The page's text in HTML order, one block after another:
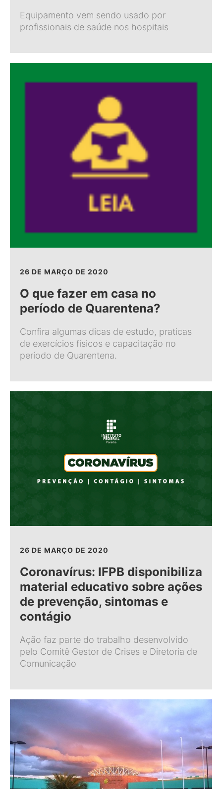
Equipamento vem sendo usado por
profissionais de saúde nos hospitais
26 DE MARÇO DE 2020
O que fazer em casa no
período de Quarentena?
Confira algumas dicas de estudo, praticas
de exercícios físicos e capacitação no
período de Quarentena.
26 DE MARÇO DE 2020
Coronavírus: IFPB disponibiliza
material educativo sobre ações
de prevenção, sintomas e
contágio
Ação faz parte do trabalho desenvolvido
pelo Comitê Gestor de Crises e Diretoria de
Comunicação